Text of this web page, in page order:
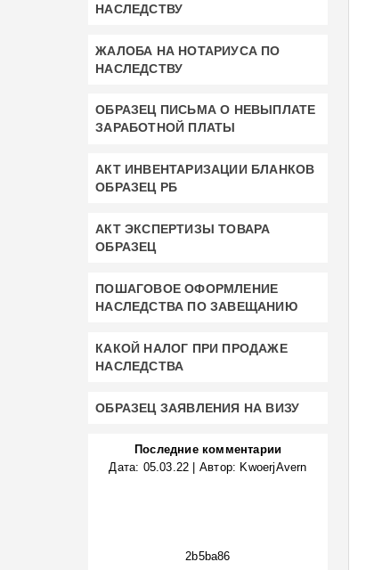
НАСЛЕДСТВУ
ЖАЛОБА НА НОТАРИУСА ПО
НАСЛЕДСТВУ
ОБРАЗЕЦ ПИСЬМА О НЕВЫПЛАТЕ
ЗАРАБОТНОЙ ПЛАТЫ
АКТ ИНВЕНТАРИЗАЦИИ БЛАНКОВ
ОБРАЗЕЦ РБ
АКТ ЭКСПЕРТИЗЫ ТОВАРА
ОБРАЗЕЦ
ПОШАГОВОЕ ОФОРМЛЕНИЕ
НАСЛЕДСТВА ПО ЗАВЕЩАНИЮ
КАКОЙ НАЛОГ ПРИ ПРОДАЖЕ
НАСЛЕДСТВА
ОБРАЗЕЦ ЗАЯВЛЕНИЯ НА ВИЗУ
Последние комментарии
Дата: 05.03.22 Автор: KwoerjAvern
2b5ba86